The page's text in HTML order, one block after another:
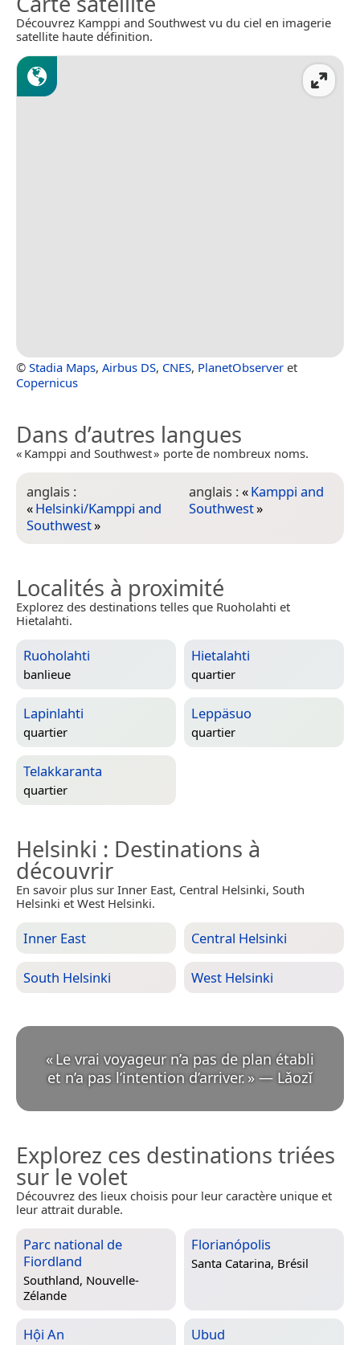
Découvrez Kamppi and Southwest vu du ciel en imagerie
satellite haute définition.
© Stadia Maps, Airbus DS, CNES, PlanetObserver et
Copernicus
Dans d’autres langues
« Kamppi and Southwest » porte de nombreux noms.
anglais :
«Helsinki/Kamppi and
Southwest»
anglais :«Kamppi and
Southwest»
Localités à proximité
Explorez des destinations telles que Ruoholahti et
Hietalahti.
Ruoholahti
banlieue
Hietalahti
quartier
Lapinlahti
quartier
Leppäsuo
quartier
Telakkaranta
quartier
Helsinki : Destinations à
découvrir
En savoir plus sur Inner East, Central Helsinki, South
Helsinki et West Helsinki.
Inner East Central Helsinki
South Helsinki West Helsinki
«Le vrai voyageur n’a pas de plan établi
et n’a pas l’intention d’arriver. » — Lǎozǐ
Explorez ces destinations triées
sur le volet
Découvrez des lieux choisis pour leur caractère unique et
leur attrait durable.
Parc national de
Fiordland
Southland, Nouvelle-
Zélande
Florianópolis
Santa Catarina, Brésil
Hội An Ubud